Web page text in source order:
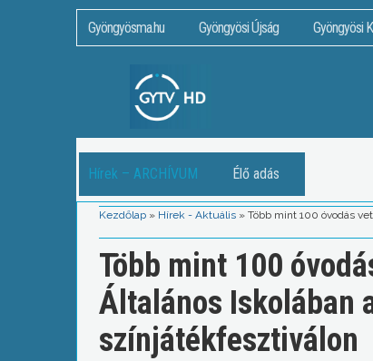
Gyöngyösma.hu Gyöngyösi Újság Gyöngyösi
Hírek – ARCHÍVUM Élő adás
Kezdőlap » Hírek - Aktuális » Több mint 100 óvodás
Több mint 100
Általános Iskolában
színjátékfesztiválon